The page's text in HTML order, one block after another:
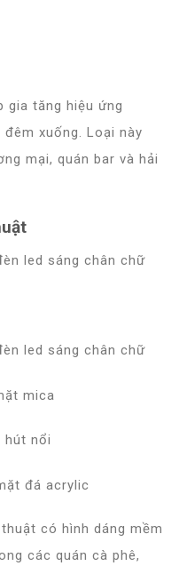
gia tăng hiệu ứng
xuống. Loại này
mại, quán bar và hải
có hình dáng mềm
các quán cà phê,